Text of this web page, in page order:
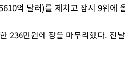
억 달러)를 제치고 잠시 9위에
236만원에 장을 마무리했다. 전